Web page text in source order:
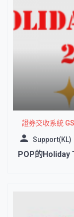
證券交收系統
Support(KL)
POP的Holiday